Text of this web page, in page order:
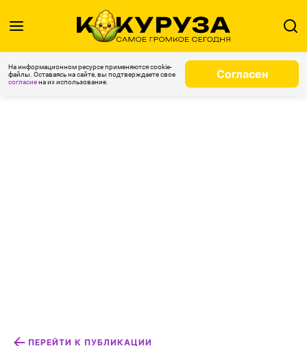
На информационном ресурсе применяются cookie-
файлы. Оставаясь на сайте, вы подтверждаете свое
согласиена их использование.
Согласен
ПЕРЕЙТИ К ПУБЛИКАЦИИ